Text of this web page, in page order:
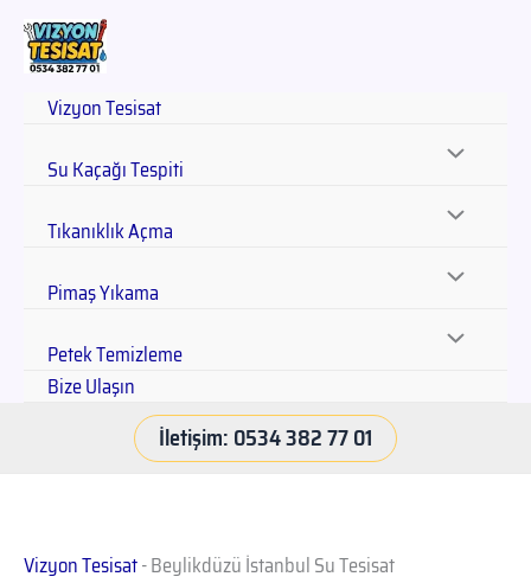
Vizyon Tesisat
Su Kaçağı Tespiti
Tıkanıklık Açma
Pimaş Yıkama
Petek Temizleme
Bize Ulaşın
İletişim: 0534 382 77 01
Vizyon Tesisat-Beylikdüzü İstanbul Su Tesisat